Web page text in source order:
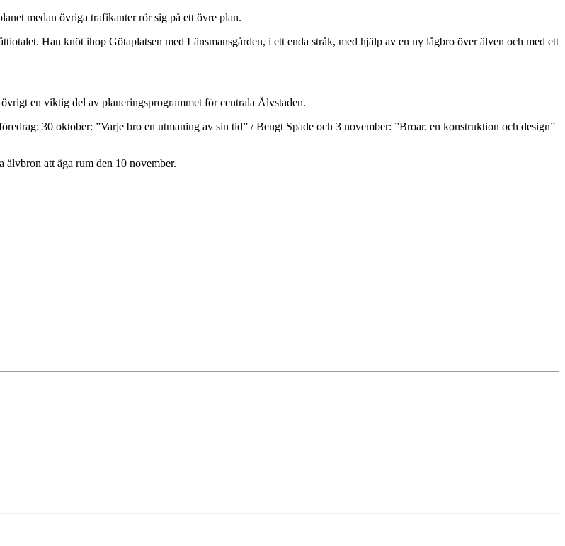
medan övriga trafikanter rör sig på ett övre plan.
Han knöt ihop Götaplatsen med Länsmansgården, i ett enda stråk, med hjälp av en ny lågbro över älven och med ett
en viktig del av planeringsprogrammet för centrala Älvstaden.
30 oktober: ”Varje bro en utmaning av sin tid” / Bengt Spade och 3 november: ”Broar. en konstruktion och design”
att äga rum den 10 november.